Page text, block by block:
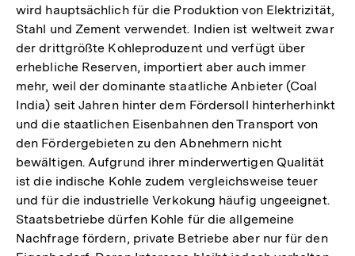
wird hauptsächlich für die Produktion von Elektrizität,
Stahl und Zement verwendet. Indien ist weltweit zwar
der drittgrößte Kohleproduzent und verfügt über
erhebliche Reserven, importiert aber auch immer
mehr, weil der dominante staatliche Anbieter (Coal
India) seit Jahren hinter dem Fördersoll hinterherhinkt
und die staatlichen Eisenbahnen den Transport von
den Fördergebieten zu den Abnehmern nicht
bewältigen. Aufgrund ihrer minderwertigen Qualität
ist die indische Kohle zudem vergleichsweise teuer
und für die industrielle Verkokung häufig ungeeignet.
Staatsbetriebe dürfen Kohle für die allgemeine
Nachfrage fördern, private Betriebe aber nur für den